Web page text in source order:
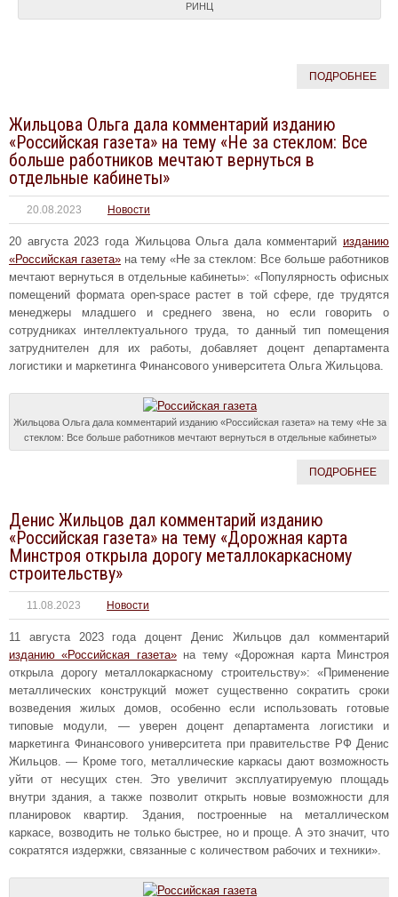
РИНЦ
ПОДРОБНЕЕ
Жильцова Ольга дала комментарий изданию
«Российская газета» на тему «Не за стеклом: Все
больше работников мечтают вернуться в
отдельные кабинеты»
20.08.2023 Новости
20 августа 2023 года Жильцова Ольга дала комментарий изданию
«Российская газета» на тему «Не за стеклом: Все больше работников
мечтают вернуться в отдельные кабинеты»: «Популярность офисных
помещений формата open-space растет в той сфере, где трудятся
менеджеры младшего и среднего звена, но если говорить о
сотрудниках интеллектуального труда, то данный тип помещения
затруднителен для их работы, добавляет доцент департамента
логистики и маркетинга Финансового университета Ольга Жильцова.
Жильцова Ольга дала комментарий изданию «Российская газета» на тему «Не за
стеклом: Все больше работников мечтают вернуться в отдельные кабинеты»
ПОДРОБНЕЕ
Денис Жильцов дал комментарий изданию
«Российская газета» на тему «Дорожная карта
Минстроя открыла дорогу металлокаркасному
строительству»
11.08.2023 Новости
11 августа 2023 года доцент Денис Жильцов дал комментарий
изданию «Российская газета»на тему «Дорожная карта Минстроя
открыла дорогу металлокаркасному строительству»: «Применение
металлических конструкций может существенно сократить сроки
возведения жилых домов, особенно если использовать готовые
типовые модули, — уверен доцент департамента логистики и
маркетинга Финансового университета при правительстве РФ Денис
Жильцов. — Кроме того, металлические каркасы дают возможность
уйти от несущих стен. Это увеличит эксплуатируемую площадь
внутри здания, а также позволит открыть новые возможности для
планировок квартир. Здания, построенные на металлическом
каркасе, возводить не только быстрее, но и проще. А это значит, что
сократятся издержки, связанные с количеством рабочих и техники».